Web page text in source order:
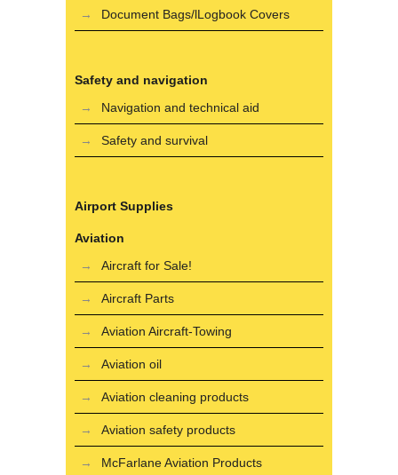
Document Bags/lLogbook Covers
Safety and navigation
Navigation and technical aid
Safety and survival
Airport Supplies
Aviation
Aircraft for Sale!
Aircraft Parts
Aviation Aircraft-Towing
Aviation oil
Aviation cleaning products
Aviation safety products
McFarlane Aviation Products